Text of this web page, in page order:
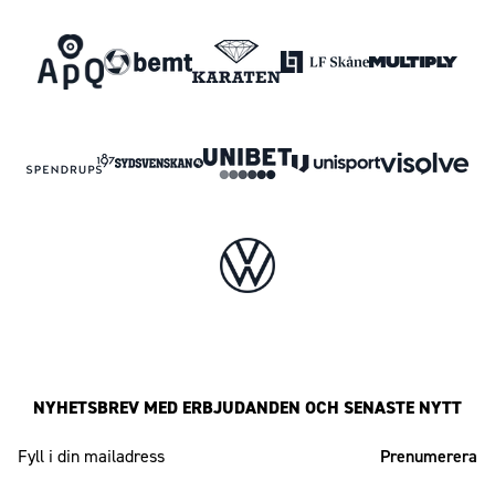
NYHETSBREV MED ERBJUDANDEN OCH SENASTE NYTT